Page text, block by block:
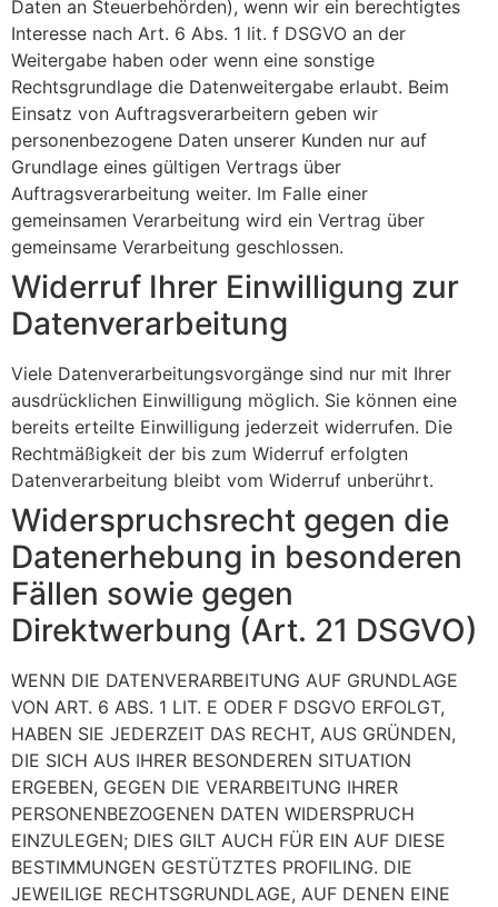
Daten an Steuerbehörden), wenn wir ein berechtigtes
Interesse nach Art. 6 Abs. 1 lit. f DSGVO an der
Weitergabe haben oder wenn eine sonstige
Rechtsgrundlage die Datenweitergabe erlaubt. Beim
Einsatz von Auftragsverarbeitern geben wir
personenbezogene Daten unserer Kunden nur auf
Grundlage eines gültigen Vertrags über
Auftragsverarbeitung weiter. Im Falle einer
gemeinsamen Verarbeitung wird ein Vertrag über
gemeinsame Verarbeitung geschlossen.
Widerruf Ihrer Einwilligung zur
Datenverarbeitung
Viele Datenverarbeitungsvorgänge sind nur mit Ihrer
ausdrücklichen Einwilligung möglich. Sie können eine
bereits erteilte Einwilligung jederzeit widerrufen. Die
Rechtmäßigkeit der bis zum Widerruf erfolgten
Datenverarbeitung bleibt vom Widerruf unberührt.
Widerspruchsrecht gegen die
Datenerhebung in besonderen
Fällen sowie gegen
Direktwerbung (Art. 21 DSGVO)
WENN DIE DATENVERARBEITUNG AUF GRUNDLAGE
VON ART. 6 ABS. 1 LIT. E ODER F DSGVO ERFOLGT,
HABEN SIE JEDERZEIT DAS RECHT, AUS GRÜNDEN,
DIE SICH AUS IHRER BESONDEREN SITUATION
ERGEBEN, GEGEN DIE VERARBEITUNG IHRER
PERSONENBEZOGENEN DATEN WIDERSPRUCH
EINZULEGEN; DIES GILT AUCH FÜR EIN AUF DIESE
BESTIMMUNGEN GESTÜTZTES PROFILING. DIE
JEWEILIGE RECHTSGRUNDLAGE, AUF DENEN EINE